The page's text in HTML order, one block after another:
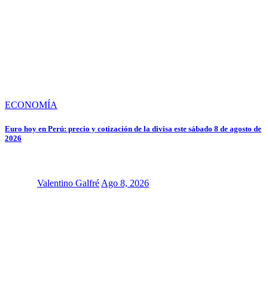
ECONOMÍA
Euro hoy en Perú: precio y cotización de la divisa este sábado 8 de agosto de
2026
Valentino Galfré Ago 8, 2026